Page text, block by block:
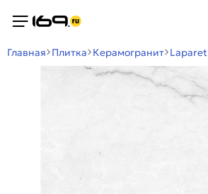
Главная Плитка Керамогранит Laparet